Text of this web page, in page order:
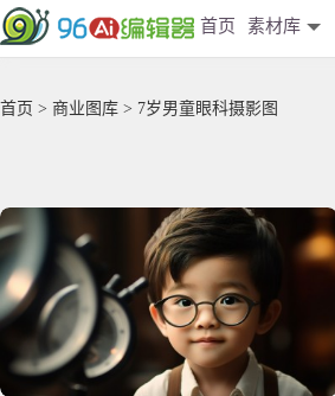
首页 素材库
首页 > 商业图库 > 7岁男童眼科摄影图